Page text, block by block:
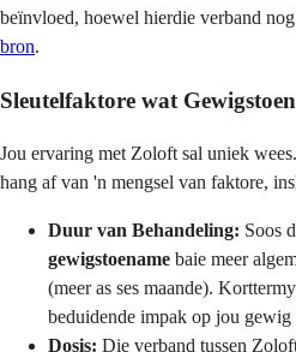
beïnvloed, hoewel hierdie verband
bron.
Sleutelfaktore wat
Jou ervaring met Zoloft sal uniek
hang af van 'n mengsel van faktore,
Duur van Behandeling: Soos
gewigstoename baie meer
(meer as ses maande).
beduidende impak op jou gewig
Dosis: Die verband tussen